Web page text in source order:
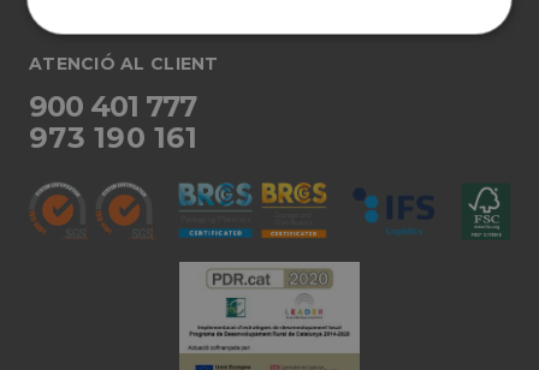
Més informació
ATENCIÓ AL CLIENT
900 401 777
973 190 161
Cookies
estrictamente
necesarias
Cookies de
preferencias
funcionalidad
Cookies no clasificadas